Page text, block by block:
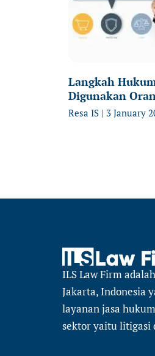
Langkah
Digunakan
Resa IS 3 January
ILS Law Firm
Jakarta, Indonesia
layanan jasa
sektoryaitulitigasi